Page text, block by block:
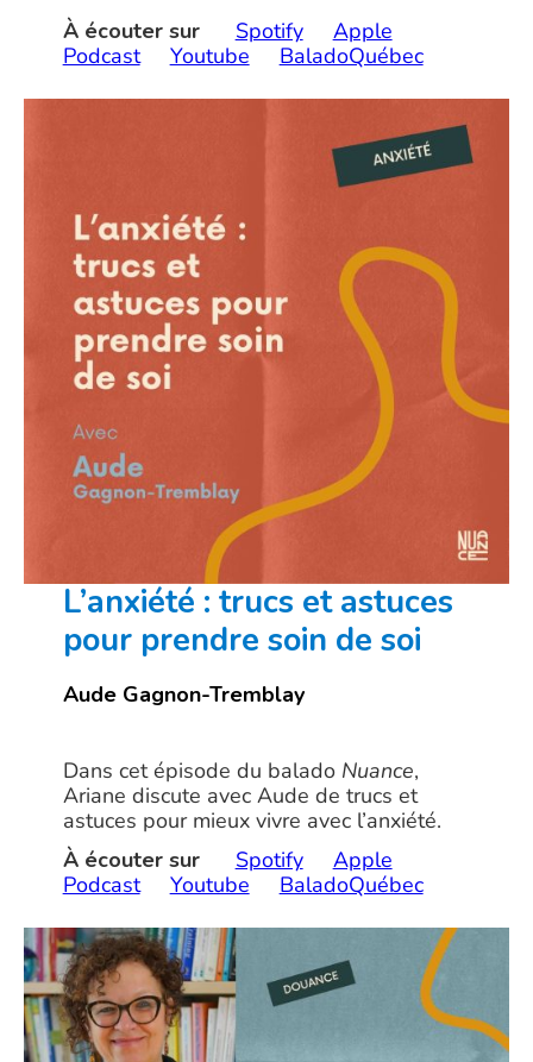
À écouter sur Spotify
Apple
Podcast
Youtube BaladoQuébec
L’anxiété : trucs et astuces
pour prendre soin de soi
Aude Gagnon-Tremblay
Dans cet épisode du balado Nuance,
Ariane discute avec Aude de trucs et
astuces pour mieux vivre avec l’anxiété.
À écouter sur Spotify
Apple
Podcast
Youtube BaladoQuébec